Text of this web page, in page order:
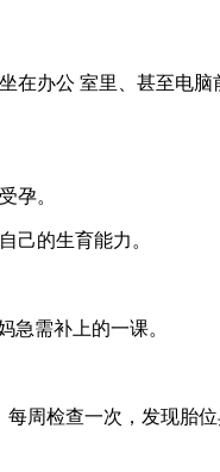
在办公 室里、甚至电脑
孕。
己的生育能力。
急需补上的一课。
周检查一次，发现胎